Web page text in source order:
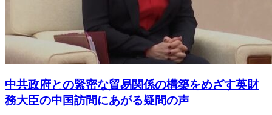
中共政府との緊密な貿易関係の構築をめざす英財
務大臣の中国訪問にあがる疑問の声